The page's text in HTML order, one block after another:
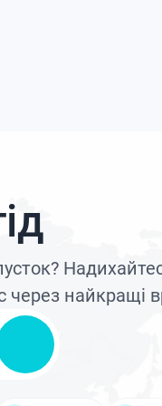
через найкращі